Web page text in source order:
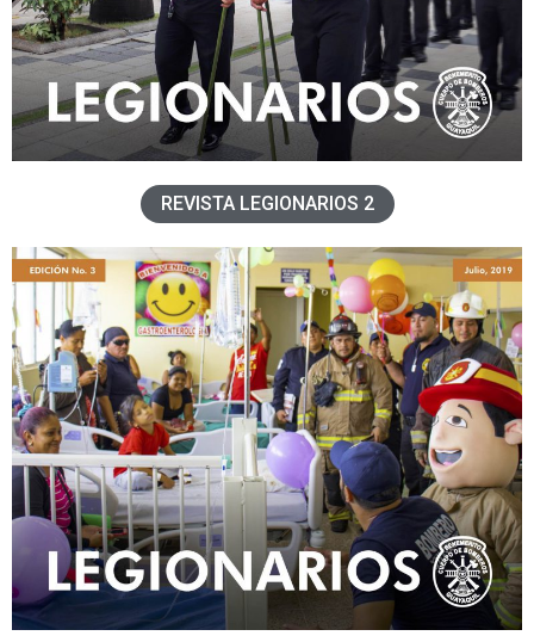
REVISTA LEGIONARIOS 2